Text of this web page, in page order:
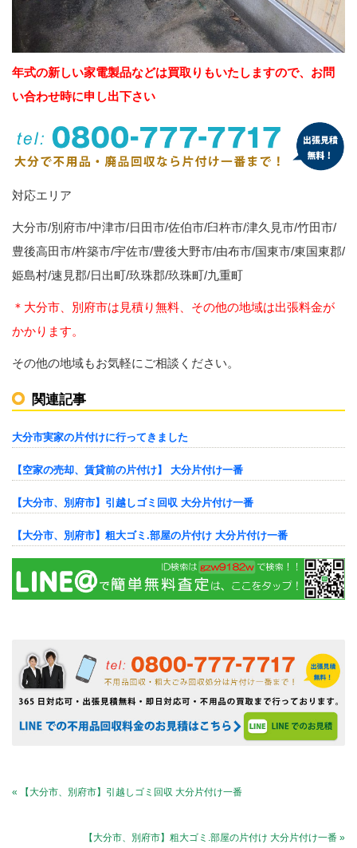
年式の新しい家電製品などは買取りもいたしますので、お問
い合わせ時に申し出下さい
対応エリア
大分市/別府市/中津市/日田市/佐伯市/臼杵市/津久見市/竹田市/
豊後高田市/杵築市/宇佐市/豊後大野市/由布市/国東市/東国東郡/
姫島村/速見郡/日出町/玖珠郡/玖珠町/九重町
＊大分市、別府市は見積り無料、その他の地域は出張料金が
かかります。
その他の地域もお気軽にご相談ください。
関連記事
大分市実家の片付けに行ってきました
【空家の売却、賃貸前の片付け】 大分片付け一番
【大分市、別府市】引越しゴミ回収 大分片付け一番
【大分市、別府市】粗大ゴミ.部屋の片付け 大分片付け一番
« 【大分市、別府市】引越しゴミ回収 大分片付け一番
【大分市、別府市】粗大ゴミ.部屋の片付け 大分片付け一番 »